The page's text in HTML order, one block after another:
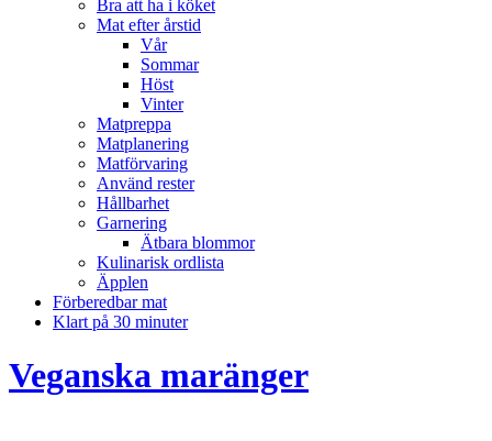
Bra att ha i köket
Mat efter årstid
Vår
Sommar
Höst
Vinter
Matpreppa
Matplanering
Matförvaring
Använd rester
Hållbarhet
Garnering
Ätbara blommor
Kulinarisk ordlista
Äpplen
Förberedbar mat
Klart på 30 minuter
Veganska maränger